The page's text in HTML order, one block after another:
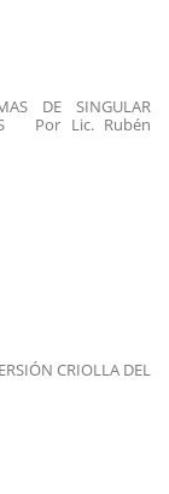
DE SINGULAR
Por Lic. Rubén
CRIOLLA DEL